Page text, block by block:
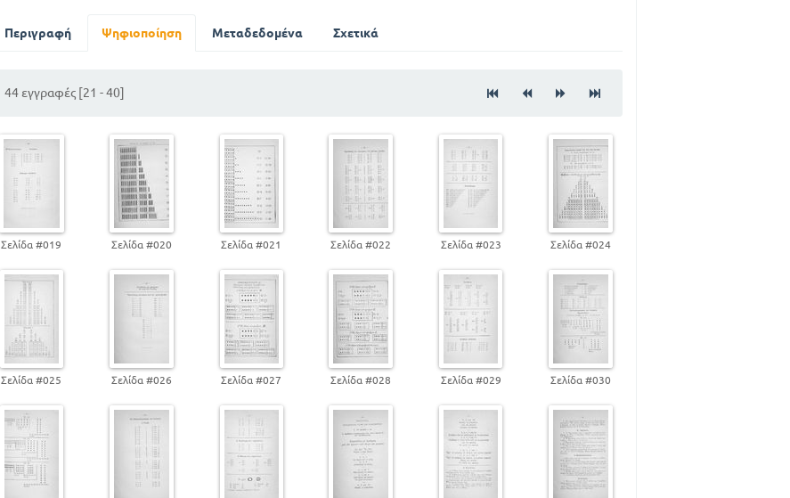
Περιγραφή Ψηφιοποίηση Μεταδεδομένα Σχετικά
44 εγγραφές [21 - 40]
Σελίδα #019 Σελίδα #020 Σελίδα #021 Σελίδα #022 Σελίδα #023 Σελίδα #024
Σελίδα #025 Σελίδα #026 Σελίδα #027 Σελίδα #028 Σελίδα #029 Σελίδα #030